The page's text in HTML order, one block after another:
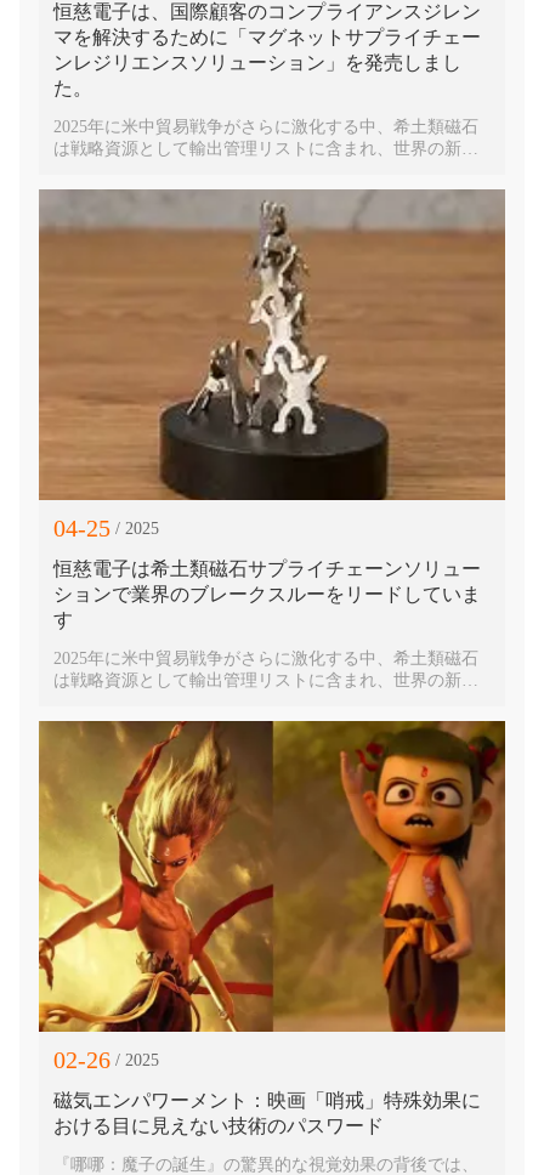
恒慈電子は、国際顧客のコンプライアンスジレン
マを解決するために「マグネットサプライチェー
ンレジリエンスソリューション」を発売しまし
た。
2025年に米中貿易戦争がさらに激化する中、希土類磁石
は戦略資源として輸出管理リストに含まれ、世界の新エ
おけるサプライチェーンに深刻な課題をもたらしていま
す。こうした状況下、中国の深圳恒慈電子有限公司は、
希土類磁石業界における20年にわたる技術蓄積、グロー
バルな通関ネットワーク、保税サービス能力を活かし、
「ワンストップ・サプライチェーン・ソリューション」
を立ち上げ、国際的な顧客のためにコンプライアンス遵
守の輸出チャネルを開拓し、コア材料の安定供給を確保
しています。恒慈電子は「技術＋サービス」の両輪で事
業を展開し、グローバル企業にとって貿易障壁への対応
における信頼できるパートナーとなっています。
04-25 / 2025
恒慈電子は希土類磁石サプライチェーンソリュー
ションで業界のブレークスルーをリードしていま
す
2025年に米中貿易戦争がさらに激化する中、希土類磁石
は戦略資源として輸出管理リストに含まれ、世界の新エ
おけるサプライチェーンに深刻な課題をもたらしていま
す。こうした状況下、中国の深圳恒慈電子有限公司は、
希土類磁石業界における20年にわたる技術蓄積、グロー
バルな通関ネットワーク、保税サービス能力を活かし、
「ワンストップ・サプライチェーン・ソリューション」
を立ち上げ、国際的な顧客のためにコンプライアンス遵
守の輸出チャネルを開拓し、コア材料の安定供給を確保
しています。恒慈電子は「技術＋サービス」の両輪で事
業を展開し、グローバル企業にとって貿易障壁への対応
における信頼できるパートナーとなっています。
02-26 / 2025
磁気エンパワーメント：映画「哨戒」特殊効果に
おける目に見えない技術のパスワード
『哪哪：魔子の誕生』の驚異的な視覚効果の背後では、